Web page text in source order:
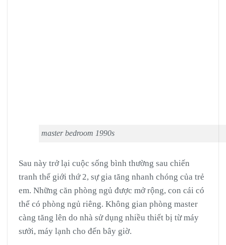
master bedroom 1990s
Sau này trở lại cuộc sống bình thường sau chiến
tranh thế giới thứ 2, sự gia tăng nhanh chóng của trẻ
em. Những căn phòng ngủ được mở rộng, con cái có
thể có phòng ngủ riêng. Không gian phòng master
càng tăng lên do nhà sử dụng nhiều thiết bị từ máy
sưởi, máy lạnh cho đến bây giờ.